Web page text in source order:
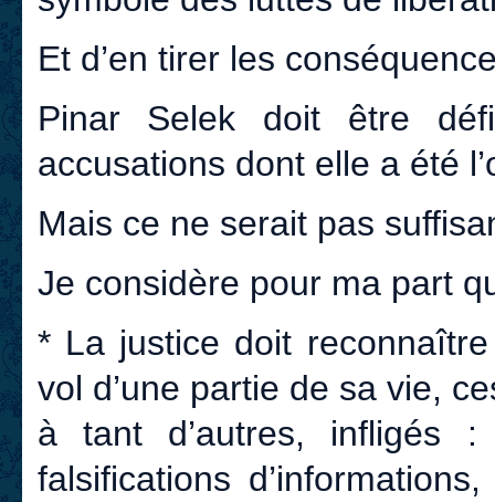
Et d’en tirer les
Pinar Selek doit être
accusations dont elle a été
Mais ce ne serait pas
Je considère pour ma part
* La justice doit
vol d’une partie de sa vie,
à tant d’autres, infligés
falsifications